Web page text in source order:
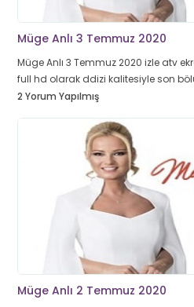
Müge Anlı 3 Temmuz 2020
Müge Anlı 3 Temmuz 2020 izle atv
full hd olarak ddizi kalitesiyle son
2 Yorum Yapılmış
Müge Anlı 2 Temmuz 2020